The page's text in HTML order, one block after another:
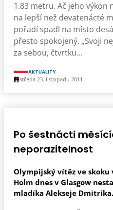
1.83 metru. Ač jeho výkon
na lepší než devatenácté
pořadí spadl na místo
přesto spokojený. „Svoji
za sebou, čtvrtku…
AKTUALITY
středa 23. listopadu 2011
Po šestnácti
neporazitelnost
Olympijský vítěz ve skoku
Holm dnes v Glasgow
mladíka Alekseje Dmitrika.